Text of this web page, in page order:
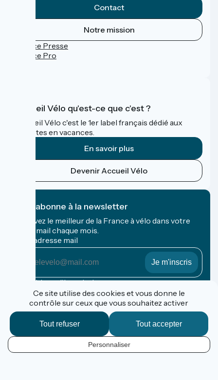
Contact
Notre mission
Espace Presse
Espace Pro
Accueil Vélo qu'est-ce que c'est ?
Accueil Vélo c'est le 1er label français dédié aux
cyclistes en vacances.
En savoir plus
Devenir Accueil Vélo
Je m'abonne à la newsletter
Recevez le meilleur de la France à vélo dans votre
boîte mail chaque mois.
Mon adresse mail
Mon
adresse
Conditions d'inscription
Financé dans le cadre de Destination France
Contact
Ce site utilise des cookies et vous donne le
contrôle sur ceux que vous souhaitez activer
Tout accepter
Tout refuser
Personnaliser